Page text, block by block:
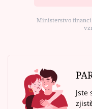
Ministerstvo
Jste